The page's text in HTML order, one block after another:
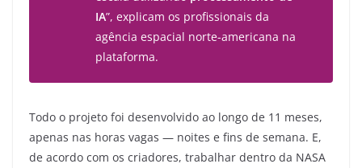
IA”, explicam os profissionais da
agência espacial norte-americana na
plataforma.
Todo o projeto foi desenvolvido ao longo de 11 meses,
apenas nas horas vagas — noites e fins de semana. E,
de acordo com os criadores, trabalhar dentro da NASA